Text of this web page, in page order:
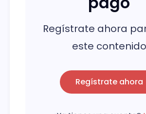
Regístrate ahora
este contenido
Regístrate ahora